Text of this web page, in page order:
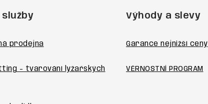
služby
prodejna
- tvarování lyžařských
Výhody a slevy
Garance nejnižší ceny
VĚRNOSTNÍ PROGRAM